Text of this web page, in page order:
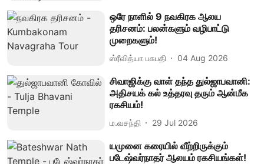
ஒரே நாளில் 9 நவகிரக ஆலய
தரிசனம்: பலன்களும் வழிபாட்டு
முறைகளும்!
ஸ்ரீவித்யா பசுபதி 04 Aug 2026
சிவாஜிக்கு வாள் தந்த துல்ஜாபவானி:
அதிசயக் கல் உத்தரவு தரும் ஆன்மீக
ரகசியம்!
ம.வசந்தி 29 Jul 2026
யமுனை கரையில் வீற்றிருக்கும்
படேஷ்வர்நாதர் ஆலயம் ரகசியங்கள்!